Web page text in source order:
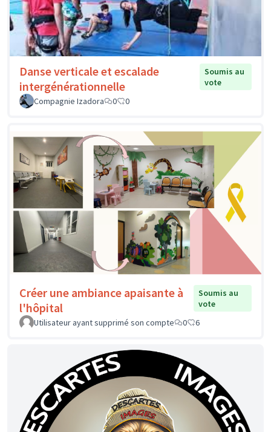
Danse verticale et escalade
intergénérationnelle
Soumis au
vote
Compagnie Izadora
0 0
Créer une ambiance apaisante à
l'hôpital
Soumis au
vote
Utilisateur ayant supprimé son compte
0 6